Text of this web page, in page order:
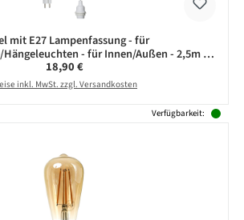
mit E27 Lampenfassung - für
- für Innen/Außen - 2,5m -
weiß
Regulärer Preis:
18,90 €
inkl. MwSt. zzgl. Versandkosten
Verfügbarkeit: